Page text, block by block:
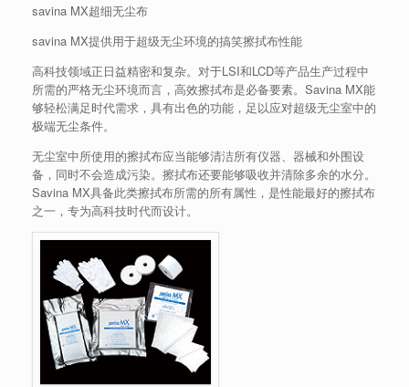
savina MX超细无尘布
savina MX提供用于超级无尘环境的搞笑擦拭布性能
高科技领域正日益精密和复杂。对于LSI和LCD等产品生产过程中
所需的严格无尘环境而言，高效擦拭布是必备要素。Savina MX能
够轻松满足时代需求，具有出色的功能，足以应对超级无尘室中的
极端无尘条件。
无尘室中所使用的擦拭布应当能够清洁所有仪器、器械和外围设
备，同时不会造成污染。擦拭布还要能够吸收并清除多余的水分。
Savina MX具备此类擦拭布所需的所有属性，是性能最好的擦拭布
之一，专为高科技时代而设计。